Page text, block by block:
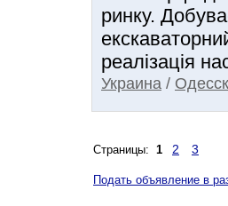
ринку.
реалізація
Украина /
Страницы: 1 2 3
Подать объявление в